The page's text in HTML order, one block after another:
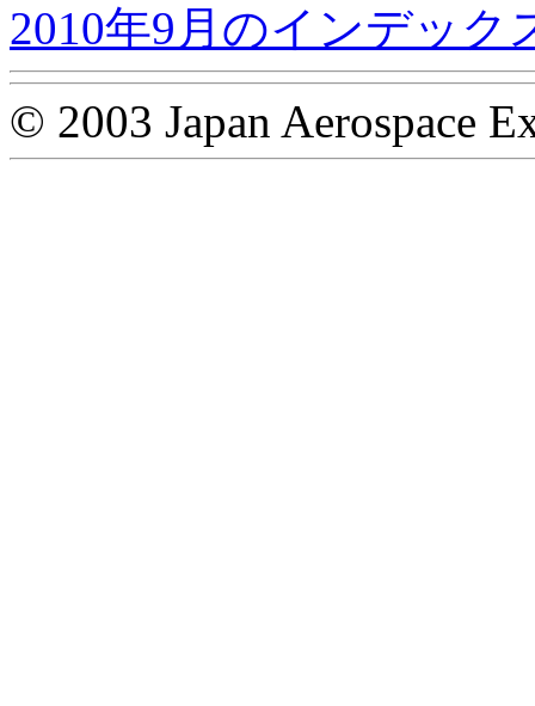
2010年9月のインデック
© 2003 Japan Aerospace